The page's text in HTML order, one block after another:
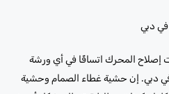
إصلاح المحرك اتساقًا في أي ورشة
في دبي. إن حشية غطاء الصمام وحشية